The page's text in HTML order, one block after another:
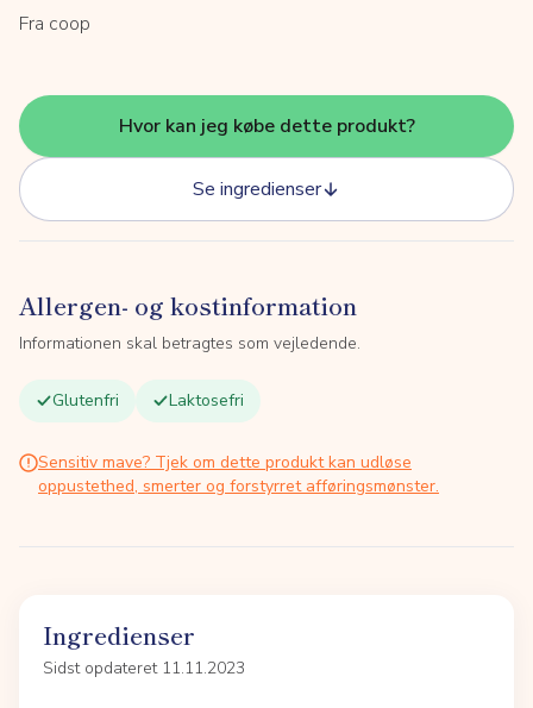
Fra coop
Hvor kan jeg købe dette produkt?
Se ingredienser
Allergen- og kostinformation
Informationen skal betragtes som vejledende.
Glutenfri Laktosefri
Sensitiv mave? Tjek om dette produkt kan udløse
oppustethed, smerter og forstyrret afføringsmønster.
Ingredienser
Sidst opdateret 11.11.2023